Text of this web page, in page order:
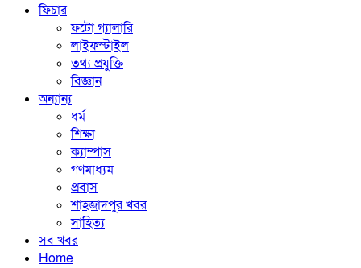
ফিচার
ফটো গ্যালারি
লাইফস্টাইল
তথ্য প্রযুক্তি
বিজ্ঞান
অন্যান্য
ধর্ম
শিক্ষা
ক্যাম্পাস
গণমাধ্যম
প্রবাস
শাহজাদপুর খবর
সাহিত্য
সব খবর
Home